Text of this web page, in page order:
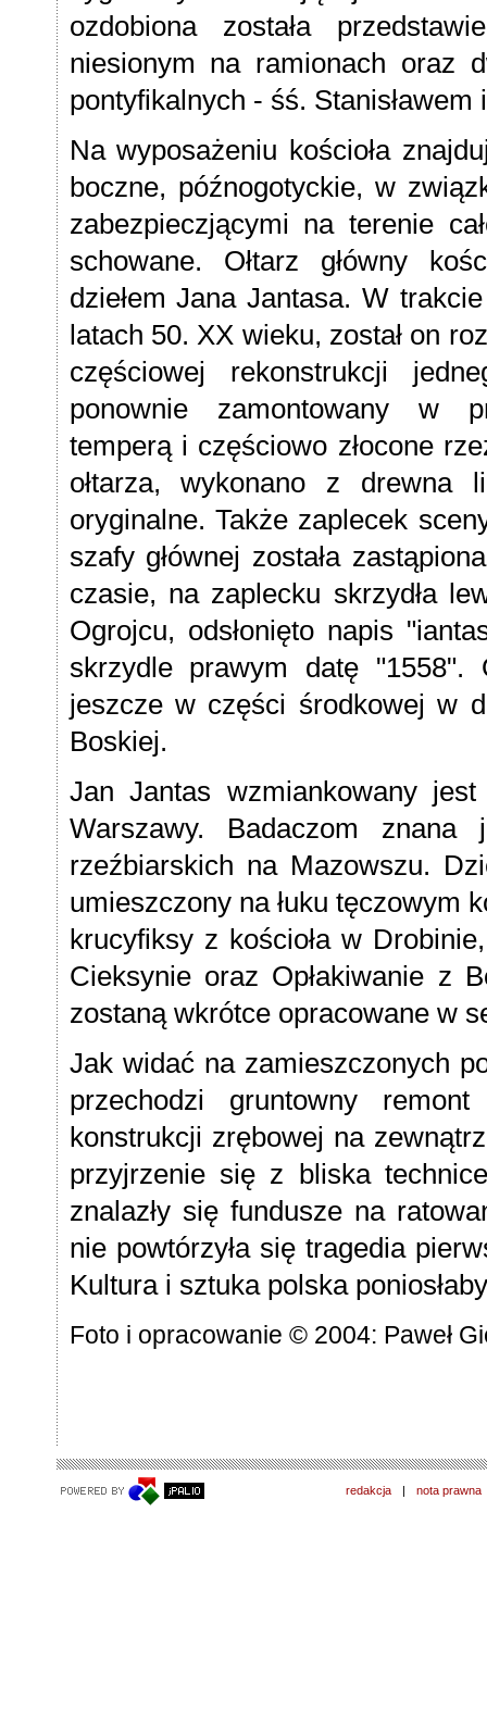
ozdobiona została
niesionym na ramionach oraz
pontyfikalnych - śś. Stanisławem
Na wyposażeniu kościoła
boczne, późnogotyckie, w
zabezpieczjącymi na terenie
schowane. Ołtarz główny
dziełem Jana Jantasa. W
latach 50. XX wieku, został on
częściowej rekonstrukcji
ponownie zamontowany w
temperą i częściowo złocone
ołtarza, wykonano z drewna
oryginalne. Także zaplecek
szafy głównej została
czasie, na zaplecku skrzydła
Ogrojcu, odsłonięto napis
skrzydle prawym datę "1558".
jeszcze w części środkowej w
Boskiej.
Jan Jantas wzmiankowany
Warszawy. Badaczom
rzeźbiarskich na Mazowszu.
umieszczony na łuku tęczowym
krucyfiksy z kościoła w
Cieksynie oraz Opłakiwanie z
zostaną wkrótce opracowane w
Jak widać na zamieszczonych
przechodzi gruntowny
konstrukcji zrębowej na
przyjrzenie się z bliska
znalazły się fundusze na
nie powtórzyła się tragedia
Kultura i sztuka polska
Foto i opracowanie © 2004: Paweł
redakcja | nota prawna